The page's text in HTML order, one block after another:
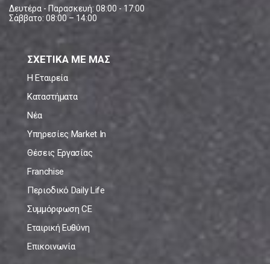
Δευτέρα - Παρασκευή: 08:00 - 17:00
Σάββατο: 08:00 – 14:00
ΣΧΕΤΙΚΑ ΜΕ ΜΑΣ
Η Εταιρεία
Καταστήματα
Νέα
Υπηρεσίες Market In
Θέσεις Εργασίας
Franchise
Περιοδικό Daily Life
Συμμόρφωση CE
Εταιρική Ευθύνη
Επικοινωνία